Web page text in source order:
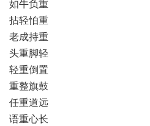
如牛负重
拈轻怕重
老成持重
头重脚轻
轻重倒置
重整旗鼓
任重道远
语重心长